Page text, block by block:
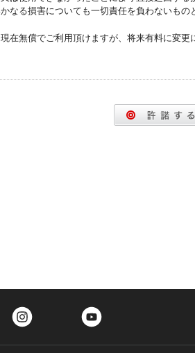
なる損害についても一切責任を負わないもの
在無償でご利用頂けますが、将来有料に変
Facebook Twitter